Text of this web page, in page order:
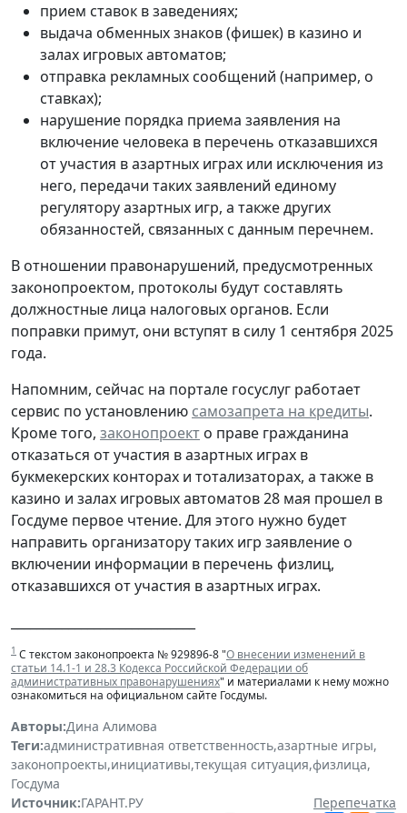
прием ставок в заведениях;
выдача обменных знаков (фишек) в казино и
залах игровых автоматов;
отправка рекламных сообщений (например, о
ставках);
нарушение порядка приема заявления на
включение человека в перечень отказавшихся
от участия в азартных играх или исключения из
него, передачи таких заявлений единому
регулятору азартных игр, а также других
обязанностей, связанных с данным перечнем.
В отношении правонарушений, предусмотренных
законопроектом, протоколы будут составлять
должностные лица налоговых органов. Если
поправки примут, они вступят в силу 1 сентября 2025
года.
Напомним, сейчас на портале госуслуг работает
сервис по установлению самозапрета на кредиты.
Кроме того, законопроект о праве гражданина
отказаться от участия в азартных играх в
букмекерских конторах и тотализаторах, а также в
казино и залах игровых автоматов 28 мая прошел в
Госдуме первое чтение. Для этого нужно будет
направить организатору таких игр заявление о
включении информации в перечень физлиц,
отказавшихся от участия в азартных играх.
1 С текстом законопроекта № 929896-8 "О внесении изменений в
статьи 14.1-1 и 28.3 Кодекса Российской Федерации об
административных правонарушениях" и материалами к нему можно
ознакомиться на официальном сайте Госдумы.
Авторы:Дина Алимова
Теги:административная ответственность,азартные игры,
законопроекты,инициативы,текущая ситуация,физлица,
Госдума
Источник:ГАРАНТ.РУ
Перепечатка